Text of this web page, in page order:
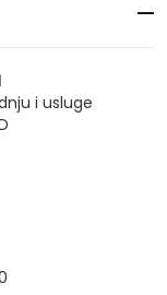
i usluge